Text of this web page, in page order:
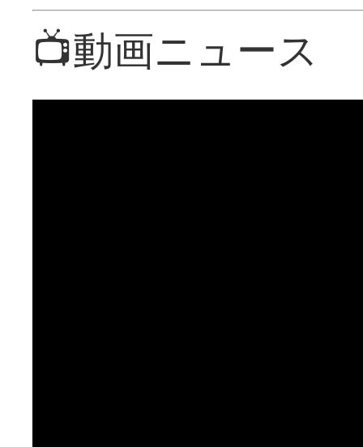
📺動画ニュース